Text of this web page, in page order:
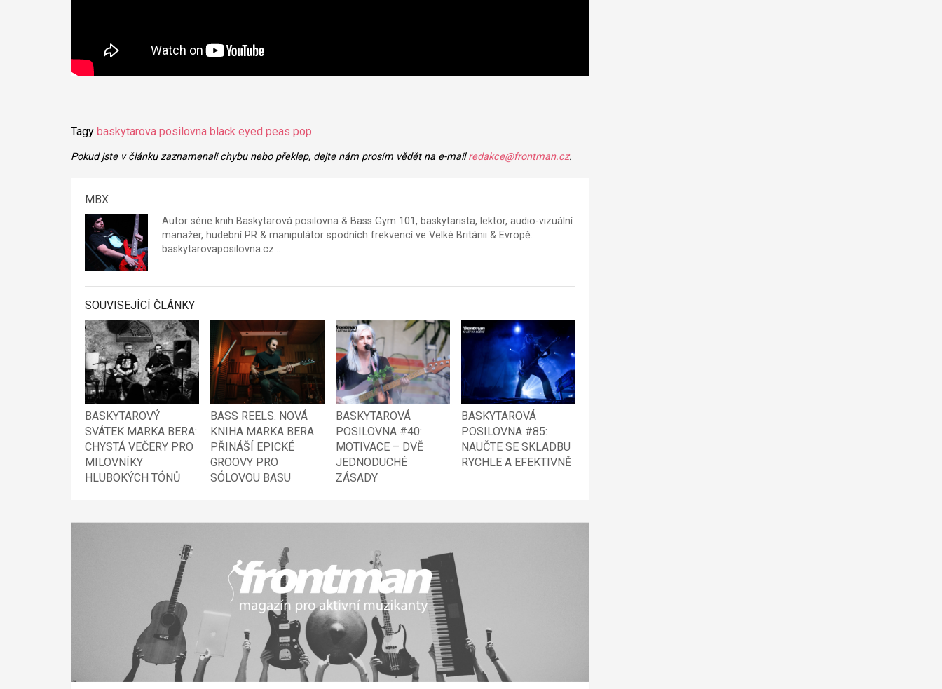
Tagy baskytarova posilovna black eyed peas pop
Pokud jste v článku zaznamenali chybu nebo překlep, dejte nám prosím vědět na e-mailredakce@frontman.cz.
MBX
Autor série knih Baskytarová posilovna & Bass Gym 101, baskytarista, lektor, audio-vizuální
manažer, hudební PR & manipulátor spodních frekvencí ve Velké Británii & Evropě.
baskytarovaposilovna.cz…
SOUVISEJÍCÍ ČLÁNKY
BASKYTAROVÝ
SVÁTEK MARKA BERA:
CHYSTÁ VEČERY PRO
MILOVNÍKY
HLUBOKÝCH TÓNŮ
BASS REELS: NOVÁ
KNIHA MARKA BERA
PŘINÁŠÍ EPICKÉ
GROOVY PRO
SÓLOVOU BASU
BASKYTAROVÁ
POSILOVNA #40:
MOTIVACE – DVĚ
JEDNODUCHÉ
ZÁSADY
BASKYTAROVÁ
POSILOVNA #85:
NAUČTE SE SKLADBU
RYCHLE A EFEKTIVNĚ